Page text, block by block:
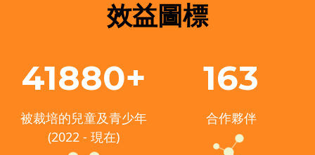
效益圖標
41880+
被裁培的兒童及青少年
(2022 - 現在)
163
合作夥伴